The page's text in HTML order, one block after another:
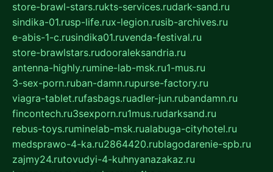
store-brawl-stars.rukts-services.rudark-sand.ru
sindika-01.rusp-life.rux-legion.rusib-archives.ru
e-abis-1-c.rusindika01.ruvenda-festival.ru
store-brawlstars.rudooraleksandria.ru
antenna-highly.rumine-lab-msk.ru1-mus.ru
3-sex-porn.ruban-damn.rupurse-factory.ru
viagra-tablet.rufasbags.ruadler-jun.rubandamn.ru
fincontech.ru3sexporn.ru1mus.rudarksand.ru
rebus-toys.ruminelab-msk.rualabuga-cityhotel.ru
medsprawo-4-ka.ru2864420.rublagodarenie-spb.ru
zajmy24.rutovudyi-4-kuhnyanazakaz.ru